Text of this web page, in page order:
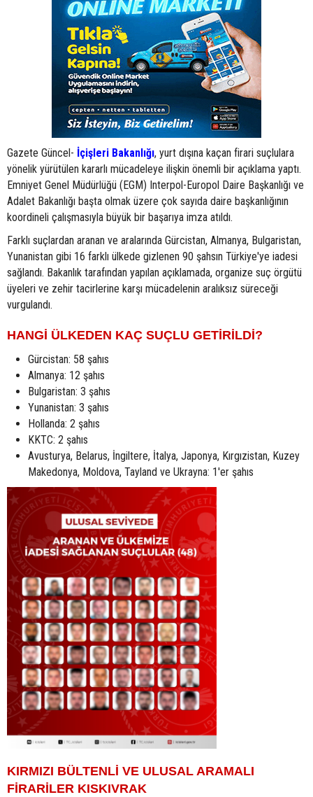
Gazete Güncel- İçişleri Bakanlığı, yurt dışına kaçan firari suçlulara
yönelik yürütülen kararlı mücadeleye ilişkin önemli bir açıklama yaptı.
Emniyet Genel Müdürlüğü (EGM) Interpol-Europol Daire Başkanlığı ve
Adalet Bakanlığı başta olmak üzere çok sayıda daire başkanlığının
koordineli çalışmasıyla büyük bir başarıya imza atıldı.
Farklı suçlardan aranan ve aralarında Gürcistan, Almanya, Bulgaristan,
Yunanistan gibi 16 farklı ülkede gizlenen 90 şahsın Türkiye'ye iadesi
sağlandı. Bakanlık tarafından yapılan açıklamada, organize suç örgütü
üyeleri ve zehir tacirlerine karşı mücadelenin aralıksız süreceği
vurgulandı.
HANGİ ÜLKEDEN KAÇ SUÇLU GETİRİLDİ?
Gürcistan: 58 şahıs
Almanya: 12 şahıs
Bulgaristan: 3 şahıs
Yunanistan: 3 şahıs
Hollanda: 2 şahıs
KKTC: 2 şahıs
Avusturya, Belarus, İngiltere, İtalya, Japonya, Kırgızistan, Kuzey
Makedonya, Moldova, Tayland ve Ukrayna: 1'er şahıs
KIRMIZI BÜLTENLİ VE ULUSAL ARAMALI
FİRARİLER KISKIVRAK